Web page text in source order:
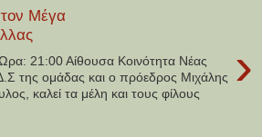
Μέγα
›
21:00 Αίθουσα Κοινότητα Νέας
της ομάδας και ο πρόεδρος Μιχάλης
καλεί τα μέλη και τους φίλους